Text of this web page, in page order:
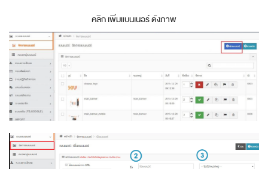
คลิก เพิ่มแบนเนอร์ ดังภาพ